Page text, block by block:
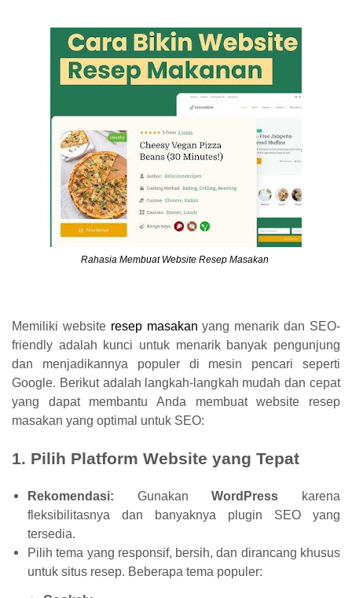
Rahasia Membuat Website Resep Masakan
Memiliki website resep masakan yang menarik dan SEO-
friendly adalah kunci untuk menarik banyak pengunjung
dan menjadikannya populer di mesin pencari seperti
Google. Berikut adalah langkah-langkah mudah dan cepat
yang dapat membantu Anda membuat website resep
masakan yang optimal untuk SEO:
1. Pilih Platform Website yang Tepat
Rekomendasi: GunakanWordPress karena
fleksibilitasnya dan banyaknya plugin SEO yang
tersedia.
Pilih tema yang responsif, bersih, dan dirancang khusus
untuk situs resep. Beberapa tema populer: